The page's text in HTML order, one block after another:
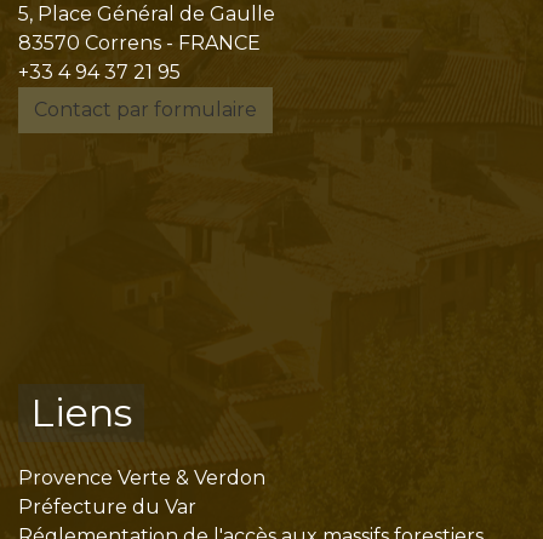
5, Place Général de Gaulle
83570 Correns - FRANCE
+33 4 94 37 21 95
Contact par formulaire
Liens
Provence Verte & Verdon
Préfecture du Var